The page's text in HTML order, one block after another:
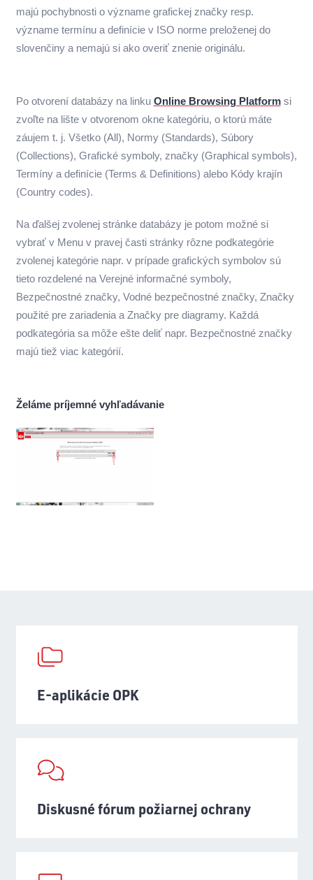
majú pochybnosti o význame grafickej značky resp.
význame termínu a definície v ISO norme preloženej do
slovenčiny a nemajú si ako overiť znenie originálu.
Po otvorení databázy na linku Online Browsing Platformsi
zvoľte na lište v otvorenom okne kategóriu, o ktorú máte
záujem t. j. Všetko (All), Normy (Standards), Súbory
(Collections), Grafické symboly, značky (Graphical symbols),
Termíny a definície (Terms & Definitions) alebo Kódy krajín
(Country codes).
Na ďalšej zvolenej stránke databázy je potom možné si
vybrať v Menu v pravej časti stránky rôzne podkategórie
zvolenej kategórie napr. v prípade grafických symbolov sú
tieto rozdelené na Verejné informačné symboly,
Bezpečnostné značky, Vodné bezpečnostné značky, Značky
použité pre zariadenia a Značky pre diagramy. Každá
podkategória sa môže ešte deliť napr. Bezpečnostné značky
majú tiež viac kategórií.
Želáme príjemné vyhľadávanie
E-aplikácie OPK
Diskusné fórum požiarnej ochrany